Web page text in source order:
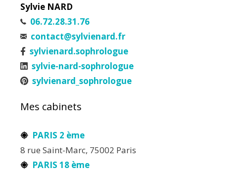
Sylvie NARD
06.72.28.31.76
contact@sylvienard.fr
sylvienard.sophrologue
sylvie-nard-sophrologue
sylvienard_sophrologue
Mes cabinets
PARIS 2 ème
8 rue Saint-Marc, 75002 Paris
PARIS 18 ème